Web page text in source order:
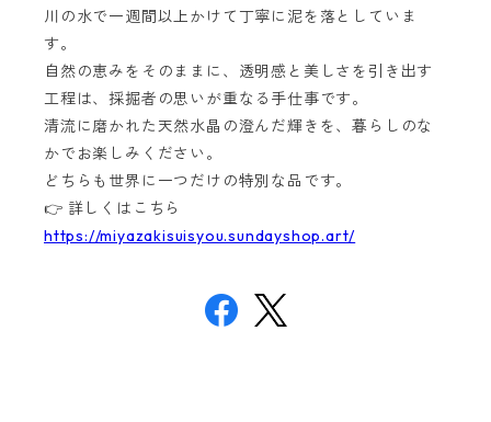
川の水で一週間以上かけて丁寧に泥を落としていま
す。
自然の恵みをそのままに、透明感と美しさを引き出す
工程は、採掘者の思いが重なる手仕事です。
清流に磨かれた天然水晶の澄んだ輝きを、暮らしのな
かでお楽しみください。
どちらも世界に一つだけの特別な品です。
👉 詳しくはこちら
https://miyazakisuisyou.sundayshop.art/